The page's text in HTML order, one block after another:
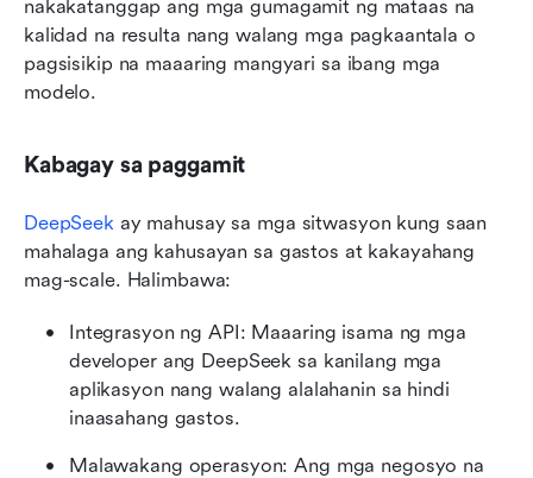
nakakatanggap ang mga gumagamit ng mataas na
kalidad na resulta nang walang mga pagkaantala o
pagsisikip na maaaring mangyari sa ibang mga
modelo.
Kabagay sa paggamit
DeepSeek ay mahusay sa mga sitwasyon kung saan
mahalaga ang kahusayan sa gastos at kakayahang
mag-scale. Halimbawa:
Integrasyon ng API: Maaaring isama ng mga
developer ang DeepSeek sa kanilang mga
aplikasyon nang walang alalahanin sa hindi
inaasahang gastos.
Malawakang operasyon: Ang mga negosyo na